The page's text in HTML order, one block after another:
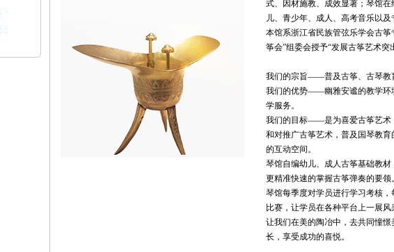
式、因材施教、成效显著；琴馆
儿、青少年、成人、高考音乐以
本馆系浙江省民族管弦乐学会古
筝会”组委会授予“发展古筝艺术突
我们的宗旨——普及古筝、古琴教
我们的优势——幽雅安谧的教学环
学服务。
我们的目标——是为喜爱古筝艺术
和对推广古筝艺术，普及国琴教
的互动空间。
琴馆自编幼儿、成人古筝基础教
更精准快速的掌握古筝弹奏的要领。
琴馆每季度对学员进行学习考核
比赛，让学员在各种平台上一展风
让我们在美的陶冶中，去共同憧
长，享受成功的喜悦。